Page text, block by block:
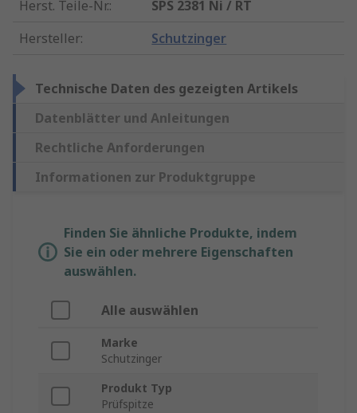
Herst. Teile-Nr.:
SPS 2381 Ni / RT
Hersteller: Schutzinger
Technische Daten des gezeigten Artikels
Datenblätter und Anleitungen
Rechtliche Anforderungen
Informationen zur Produktgruppe
Finden Sie ähnliche Produkte, indem
Sie ein oder mehrere Eigenschaften
auswählen.
Alle auswählen
Marke
Schutzinger
Produkt Typ
Prüfspitze